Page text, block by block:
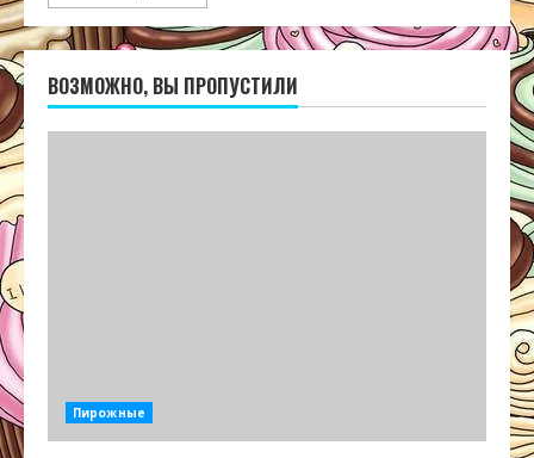
ВОЗМОЖНО, ВЫ ПРОПУСТИЛИ
Пирожные